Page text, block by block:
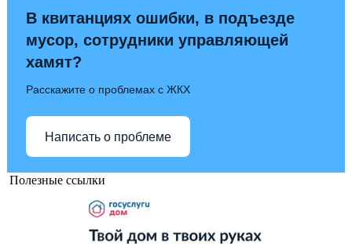
В квитанциях ошибки, в подъезде
мусор, сотрудники управляющей
хамят?
Расскажите о проблемах с ЖКХ
Написать о проблеме
Полезные ссылки